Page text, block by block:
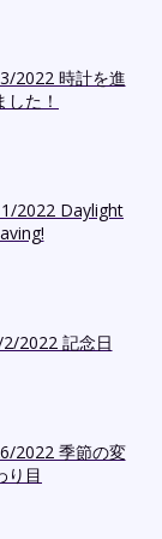
2022 時計を進
した！
2022 Daylight
2022 記念日
2022 季節の変
り目